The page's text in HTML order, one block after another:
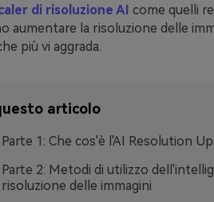
di risoluzione AI come quelli
aumentare la risoluzione delle
più vi aggrada.
articolo
Parte 1: Che cos'è l'AI Resolution
Parte 2: Metodi di utilizzo
risoluzione delle immagini